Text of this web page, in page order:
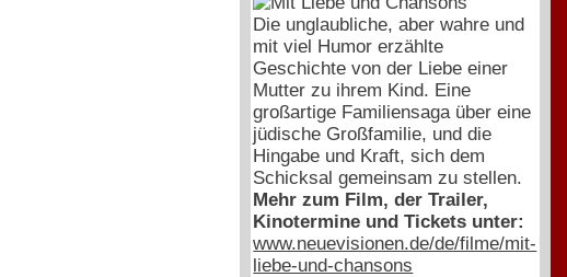
Die unglaubliche, aber wahre und
mit viel Humor erzählte
Geschichte von der Liebe einer
Mutter zu ihrem Kind. Eine
großartige Familiensaga über eine
jüdische Großfamilie, und die
Hingabe und Kraft, sich dem
Schicksal gemeinsam zu stellen.
Mehr zum Film, der Trailer,
Kinotermine und Tickets unter:
www.neuevisionen.de/de/filme/mit-
liebe-und-chansons